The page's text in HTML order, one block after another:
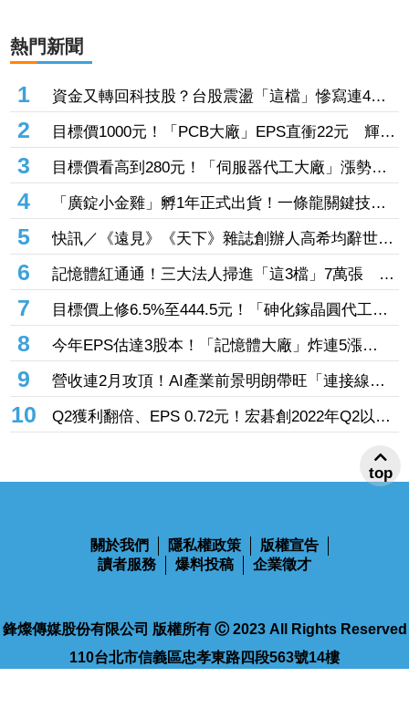
熱門新聞
1
資金又轉回科技股？台股震盪「這檔」慘寫連4黑
登弱勢股王 國票金、潤泰新也淪大盤刀下魂
2
目標價1000元！「PCB大廠」EPS直衝22元 輝達
3年大單＋Vera CPU市占率破5成後市看旺
3
目標價看高到280元！「伺服器代工大廠」漲勢熄
火陷連2跌 三大法人今出清1.1萬張、抽回21億元
4
「廣錠小金雞」孵1年正式出貨！一條龍關鍵技術
通過驗證 拿下美系網通、雲端大廠訂單
5
快訊／《遠見》《天下》雜誌創辦人高希均辭世
享耆壽90歲
6
記憶體紅通通！三大法人掃進「這3檔」7萬張 砸
229億元連4日補貨南亞科
7
目標價上修6.5%至444.5元！「砷化鎵晶圓代工
廠」7月營收創4年半新高 1.6T光通訊開始貢獻營
收
8
今年EPS估達3股本！「記憶體大廠」炸連5漲
44% 外資卻砍近1.8萬張抱回31.5億元
9
營收連2月攻頂！AI產業前景明朗帶旺「連接線束
大廠」成長 外資目標價喊上3665元
10
Q2獲利翻倍、EPS 0.72元！宏碁創2022年Q2以來
新高 9月IFA將發表AI PC新品
關於我們 隱私權政策
版權宣告
讀者服務
爆料投稿 企業徵才
鋒燦傳媒股份有限公司 版權所有 Ⓒ 2023 All Rights Reserved
110台北市信義區忠孝東路四段563號14樓
top